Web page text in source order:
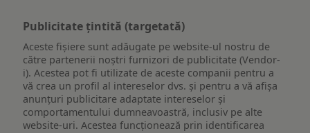
Publicitate țintită (targetată)
Aceste fișiere sunt adăugate pe website-ul nostru de
către partenerii noștri furnizori de publicitate (Vendor-
i). Acestea pot fi utilizate de aceste companii pentru a
vă crea un profil al intereselor dvs. și pentru a vă afișa
anunțuri publicitare adaptate intereselor și
comportamentului dumneavoastră, inclusiv pe alte
website-uri. Acestea funcționează prin identificarea